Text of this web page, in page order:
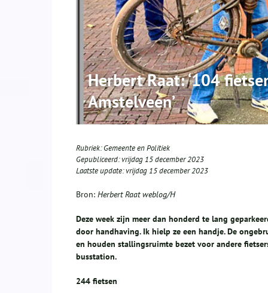
Herbert Raat: ‘104
Amstelveen’
Rubriek:Gemeente en Politiek
Gepubliceerd:vrijdag 15 december 2023
Laatste update:vrijdag 15 december 2023
Bron: Herbert Raat weblog/H
Deze week zijn meer dan honderd te lang
door handhaving. Ik hielp ze een handje. De
en houden stallingsruimte bezet voor andere
busstation.
244 fietsen